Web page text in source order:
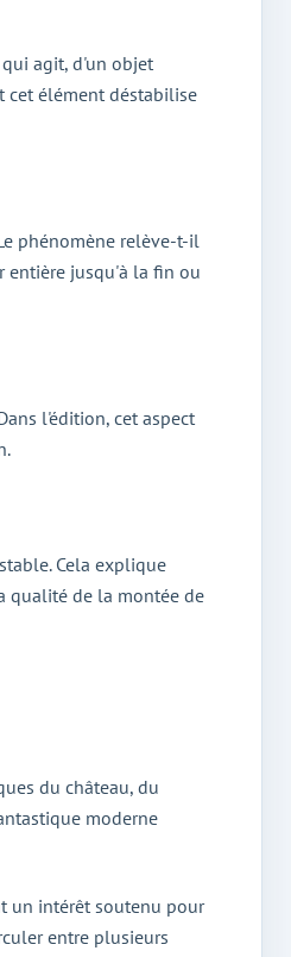
agit, d'un objet
cet élément déstabilise
phénomène relève-t-il
entière jusqu'à la fin ou
l'édition, cet aspect
Cela explique
qualité de la montée de
du château, du
moderne
un intérêt soutenu pour
entre plusieurs